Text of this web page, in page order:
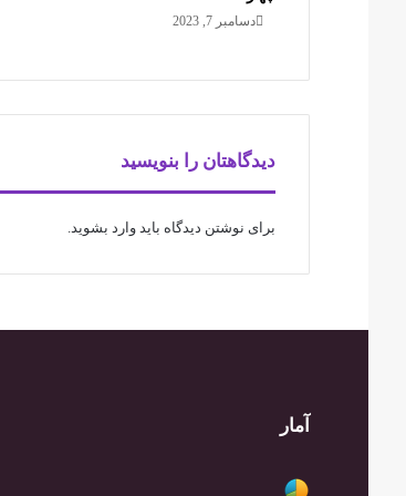
دسامبر 7, 2023
دیدگاهتان را بنویسید
برای نوشتن دیدگاه باید وارد بشوید.
آمار